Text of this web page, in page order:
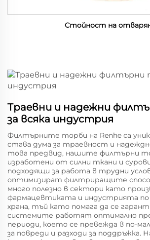
Стойност на
Траевни и надежни
за всяка индустрия
Филтърните торби на Renhe са
става дума за траевност и
това предвид, нашите филтърни
изработени от силни ткани и
подходящи за работа в трудни
оптимизират филтриращите
много полезно в сектори като
фармацевтиката и индустрията по
храна, тъй като помага да се
системите работят оптимално
периоди, което се превежда в по-
за повреди и разходи за поддръжка.